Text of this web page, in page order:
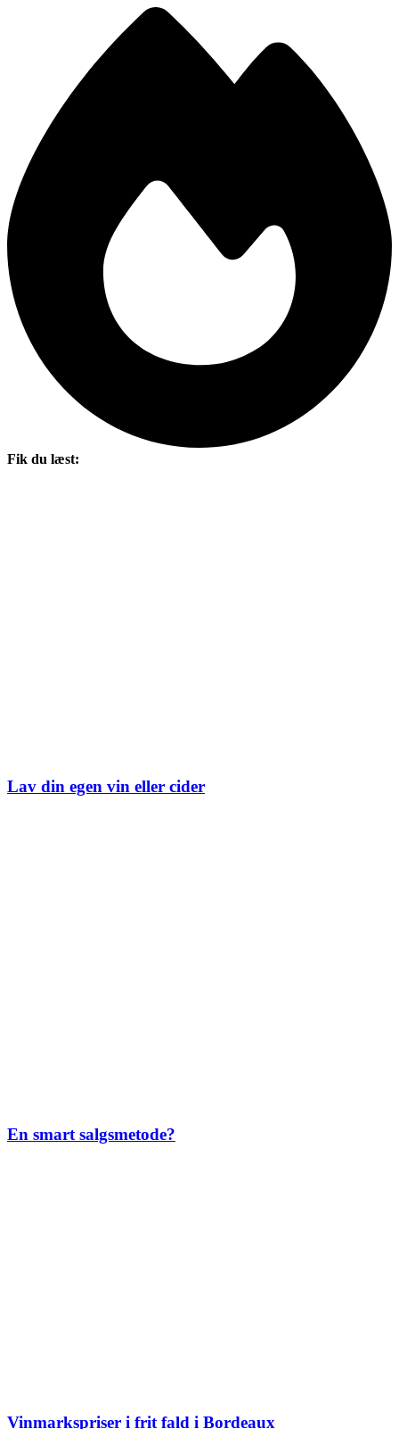
Fik du læst:
Lav din egen vin eller cider
En smart salgsmetode?
Vinmarkspriser i frit fald i Bordeaux